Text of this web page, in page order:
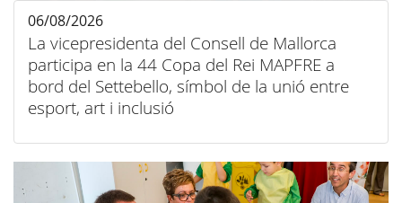
La vicepresidenta del Consell de Mallorca
participa en la 44 Copa del Rei MAPFRE a
bord del Settebello, símbol de la unió entre
esport, art i inclusió
06/08/2026